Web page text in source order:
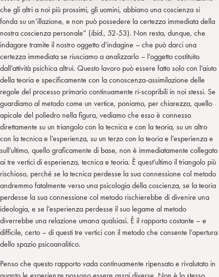
che gli altri a noi più prossimi, gli uomini, abbiano una coscienza si
fonda su un’illazione, e non può possedere la certezza immediata della
nostra coscienza personale” (ibid., 52-53). Non resta, dunque, che
indagare tramite il nostro oggetto d’indagine – che può darci una
certezza immediata se riusciamo a analizzarlo – l’oggetto costituito
dall’attività psichica altrui. Questo lavoro può essere fatto solo con l’aiuto
della teoria e specificamente con la conoscenza-assimilazione delle
regole del processo primario continuamente ri-scopribili in noi stessi. Se
guardiamo al metodo come un vertice, poniamo, per chiarezza, quello
apicale del poliedro nella figura, vediamo che esso è connesso
direttamente su un triangolo con la tecnica e con la teoria, su un altro
con la tecnica e l’esperienza, su un terzo con la teoria e l’esperienza e
sull’ultimo, quello graficamente di base, non è immediatamente collegato
ai tre vertici di esperienza, tecnica e teoria. È quest’ultimo il triangolo più
rischioso, perché se la tecnica perdesse la sua connessione col metodo
andremmo fatalmente verso una psicologia della coscienza, se la teoria
perdesse la sua connessione col metodo rischierebbe di divenire una
ideologia, e se l’esperienza perdesse il suo legame al metodo
diverrebbe una relazione umana qualsiasi. È il rapporto costante – e
difficile, certo – di questi tre vertici con il metodo che consente l’apertura
dello spazio psicoanalitico.
Penso che questo rapporto vada continuamente ripensato e rivalutato in